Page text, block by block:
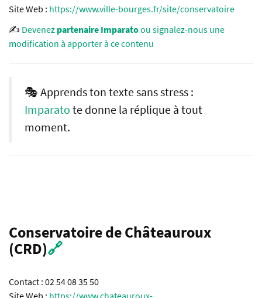
Site Web : https://www.ville-bourges.fr/site/conservatoire
✍️ Devenez partenaire Imparatoou signalez-nous une
modification à apporter à ce contenu
🎭 Apprends ton texte sans stress :
Imparato te donne la réplique à tout
moment.
Conservatoire de Châteauroux
(CRD)🔗
Contact : 02 54 08 35 50
Site Web : https://www.chateauroux-